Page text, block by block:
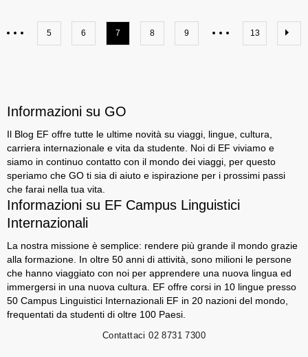
5 6 7 8 9 13
Informazioni su GO
Il Blog EF offre tutte le ultime novità su viaggi, lingue, cultura,
carriera internazionale e vita da studente. Noi di EF viviamo e
siamo in continuo contatto con il mondo dei viaggi, per questo
speriamo che GO ti sia di aiuto e ispirazione per i prossimi passi
che farai nella tua vita.
Informazioni su EF Campus Linguistici
Internazionali
La nostra missione è semplice: rendere più grande il mondo grazie
alla formazione. In oltre 50 anni di attività, sono milioni le persone
che hanno viaggiato con noi per apprendere una nuova lingua ed
immergersi in una nuova cultura. EF offre corsi in 10 lingue presso
50 Campus Linguistici Internazionali EF in 20 nazioni del mondo,
frequentati da studenti di oltre 100 Paesi.
Contattaci 02 8731 7300